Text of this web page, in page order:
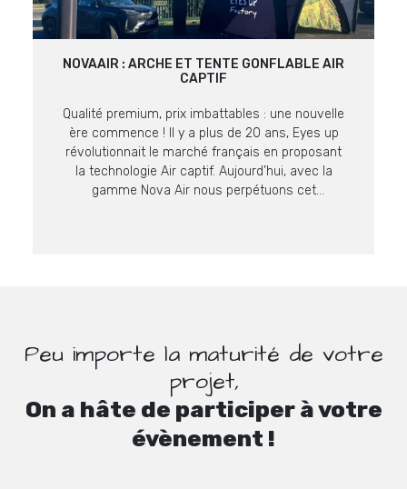
NOVAAIR : ARCHE ET TENTE GONFLABLE AIR
CAPTIF
Qualité premium, prix imbattables : une nouvelle
ère commence ! Il y a plus de 20 ans, Eyes up
révolutionnait le marché français en proposant
la technologie Air captif. Aujourd’hui, avec la
gamme Nova Air nous perpétuons cet
Peu importe la maturité de votre
projet,
On a hâte de participer à votre
évènement !